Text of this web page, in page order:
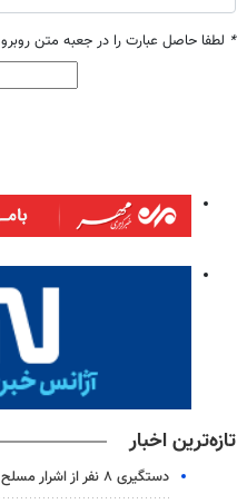
* لطفا حاصل عبارت را در جعبه متن روبرو
تازه‌ترین اخبار
دستگیری ۸ نفر از اشرار مسلح شاخص و مرتبطین گروهک‌های تروریستی